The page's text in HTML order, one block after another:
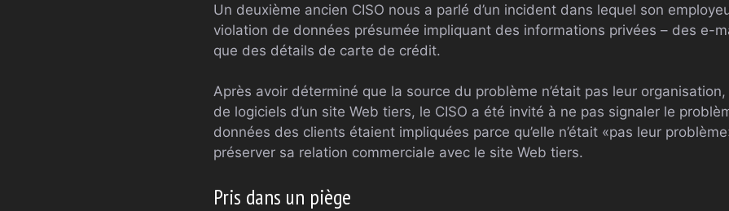
Un deuxième ancien CISO nous a parlé d’un incident dans lequel son
violation de données présumée impliquant des informations privées – des e-
que des détails de carte de crédit.
Après avoir déterminé que la source du problème n’était pas leur
de logiciels d’un site Web tiers, le CISO a été invité à ne pas signaler le
données des clients étaient impliquées parce qu’elle n’était «pas leur
préserver sa relation commerciale avec le site Web tiers.
Pris dans un piège